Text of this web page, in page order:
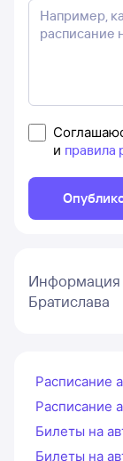
и правила
Информация
Братислава
Расписание
Расписание
Билеты на
Билеты на